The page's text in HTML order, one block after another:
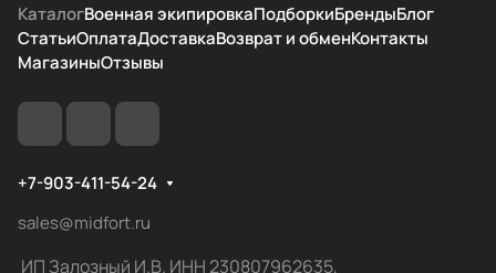
КаталогВоенная экипировкаПодборкиБрендыБлог
СтатьиОплатаДоставкаВозврат и обменКонтакты
МагазиныОтзывы
+7-903-411-54-24
sales@midfort.ru
ИП Залозный И.В. ИНН 230807962635,